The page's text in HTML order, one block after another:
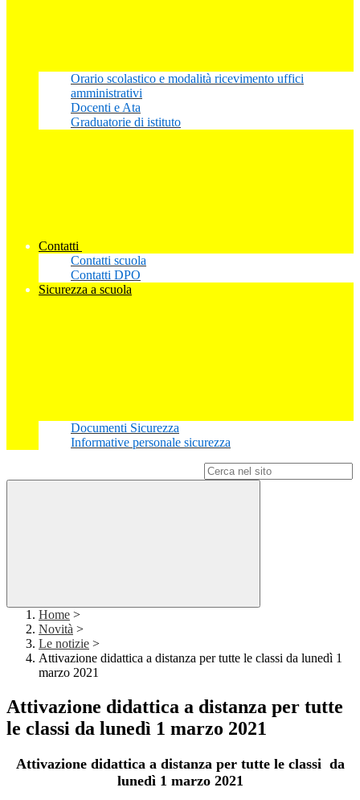
Orario scolastico e modalità ricevimento uffici
amministrativi
Docenti e Ata
Graduatorie di istituto
Contatti
Contatti scuola
Contatti DPO
Sicurezza a scuola
Documenti Sicurezza
Informative personale sicurezza
Home >
Novità >
Le notizie >
Attivazione didattica a distanza per tutte le classi da lunedì 1
marzo 2021
Attivazione didattica a distanza per tutte
le classi da lunedì 1 marzo 2021
Attivazione didattica a distanza per tutte le classi da
lunedì 1 marzo 2021